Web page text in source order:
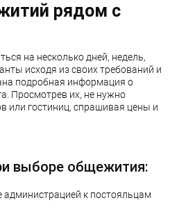
рядом с
на несколько дней, недель,
исходя из своих требований и
подробная информация о
Просмотрев их, не нужно
или гостиниц, спрашивая цены и
выборе общежития:
к постояльцам